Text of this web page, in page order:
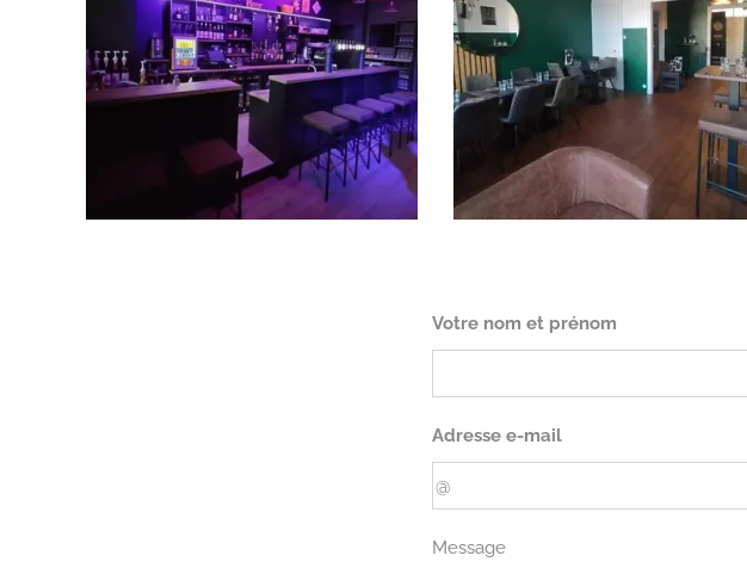
Votre nom et prénom
Adresse e-mail
Message